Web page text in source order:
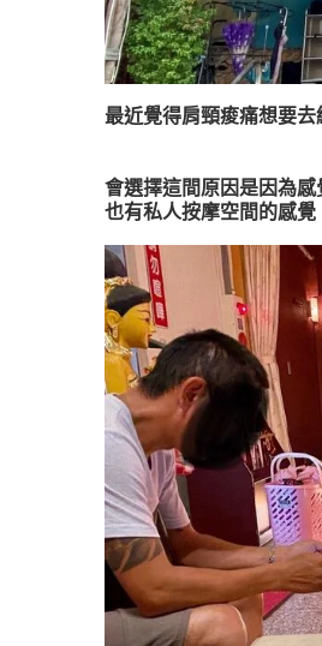
最近覺得肩頸痠痛想要
會選擇這間原因是因為
也有私人按摩空間的感覺